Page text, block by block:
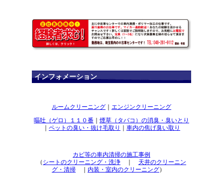
インフォメーション
ルームクリーニング
エンジンクリーニング
嘔吐（ゲロ）１１０番
煙草（タバコ）の消臭・臭いとり
ペットの臭い・抜け毛取り 車内の焦げ臭い取り
カビ等の車内清掃の施工事例
（ シートのクリーニング・洗浄
天井のクリーニン
グ・清掃
内装・室内のクリーニング）